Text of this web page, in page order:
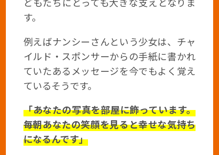
す。
例えばナンシーさんという少女は、チャ
イルド・スポンサーからの手紙に書かれ
ていたあるメッセージを今でもよく覚え
ているそうです。
「あなたの写真を部屋に飾っています。
毎朝あなたの笑顔を見ると幸せな気持ち
になるんです」